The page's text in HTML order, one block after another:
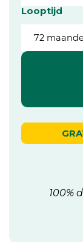
Looptijd
100%